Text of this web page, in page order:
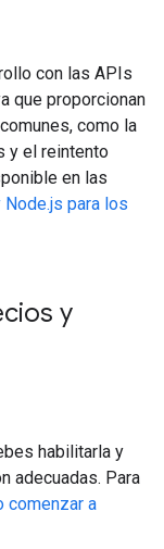
con las APIs
que proporcionan
como la
y el reintento
en las
para los
y
habilitarla y
adecuadas. Para
comenzar a